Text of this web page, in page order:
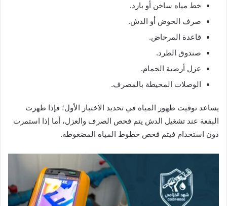
خط مياه ساخن أو بارد.
صرف الحوض أو الدش.
قاعدة المرحاض.
صندوق الطرد.
عزل أرضية الحمام.
الوصلات المحيطة بالمصرف.
يساعد توقيت ظهور المياه في تحديد الاختبار الأول؛ فإذا ظهرت
البقعة عند تشغيل الدش يتم فحص الصرف والعزل، أما إذا استمرت
دون استخدام فيتم فحص خطوط المياه المضغوطة.